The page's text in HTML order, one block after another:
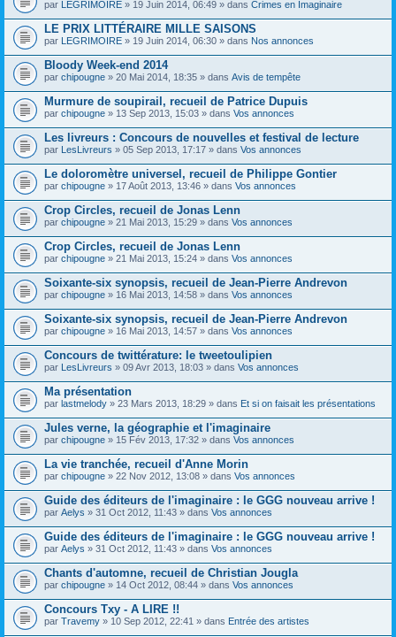
par LEGRIMOIRE » 19 Juin 2014, 06:49 » dans Crimes en Imaginaire
LE PRIX LITTÉRAIRE MILLE SAISONS
par LEGRIMOIRE » 19 Juin 2014, 06:30 » dans Nos annonces
Bloody Week-end 2014
par chipougne » 20 Mai 2014, 18:35 » dans Avis de tempête
Murmure de soupirail, recueil de Patrice Dupuis
par chipougne » 13 Sep 2013, 15:03 » dans Vos annonces
Les livreurs : Concours de nouvelles et festival de lecture
par LesLivreurs » 05 Sep 2013, 17:17 » dans Vos annonces
Le doloromètre universel, recueil de Philippe Gontier
par chipougne » 17 Août 2013, 13:46 » dans Vos annonces
Crop Circles, recueil de Jonas Lenn
par chipougne » 21 Mai 2013, 15:29 » dans Vos annonces
Crop Circles, recueil de Jonas Lenn
par chipougne » 21 Mai 2013, 15:24 » dans Vos annonces
Soixante-six synopsis, recueil de Jean-Pierre Andrevon
par chipougne » 16 Mai 2013, 14:58 » dans Vos annonces
Soixante-six synopsis, recueil de Jean-Pierre Andrevon
par chipougne » 16 Mai 2013, 14:57 » dans Vos annonces
Concours de twittérature: le tweetoulipien
par LesLivreurs » 09 Avr 2013, 18:03 » dans Vos annonces
Ma présentation
par lastmelody » 23 Mars 2013, 18:29 » dans Et si on faisait les présentations
Jules verne, la géographie et l'imaginaire
par chipougne » 15 Fév 2013, 17:32 » dans Vos annonces
La vie tranchée, recueil d'Anne Morin
par chipougne » 22 Nov 2012, 13:08 » dans Vos annonces
Guide des éditeurs de l'imaginaire : le GGG nouveau arrive !
par Aelys » 31 Oct 2012, 11:43 » dans Vos annonces
Guide des éditeurs de l'imaginaire : le GGG nouveau arrive !
par Aelys » 31 Oct 2012, 11:43 » dans Vos annonces
Chants d'automne, recueil de Christian Jougla
par chipougne » 14 Oct 2012, 08:44 » dans Vos annonces
Concours Txy - A LIRE !!
par Travemy » 10 Sep 2012, 22:41 » dans Entrée des artistes